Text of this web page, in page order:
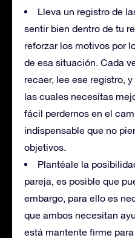
Lleva un registro de
sentir bien dentro de tu
reforzar los motivos por
de esa situación. Cada
recaer, lee ese registro,
las cuales necesitas
fácil perdernos en el
indispensable que no
objetivos.
Plantéale la
pareja, es posible que
embargo, para ello es
que ambos necesitan
está mantente firme